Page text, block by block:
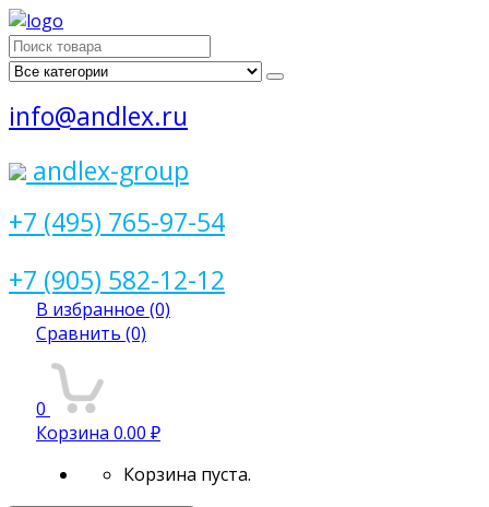
Поиск
для:
info@andlex.ru
andlex-group
+7 (495) 765-97-54
+7 (905) 582-12-12
В избранное (0)
Сравнить (0)
0
Корзина 0.00 ₽
Корзина пуста.